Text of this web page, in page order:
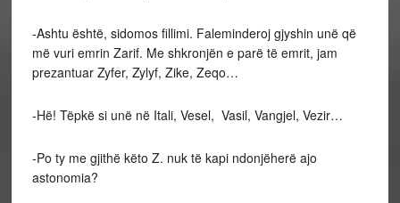
-Ashtu është, sidomos fillimi. Faleminderoj gjyshin unë që
më vuri emrin Zarif. Me shkronjën e parë të emrit, jam
prezantuar Zyfer, Zylyf, Zike, Zeqo…
-Hë! Tëpkë si unë në Itali, Vesel, Vasil, Vangjel, Vezir…
-Po ty me gjithë këto Z. nuk të kapi ndonjëherë ajo
astonomia?